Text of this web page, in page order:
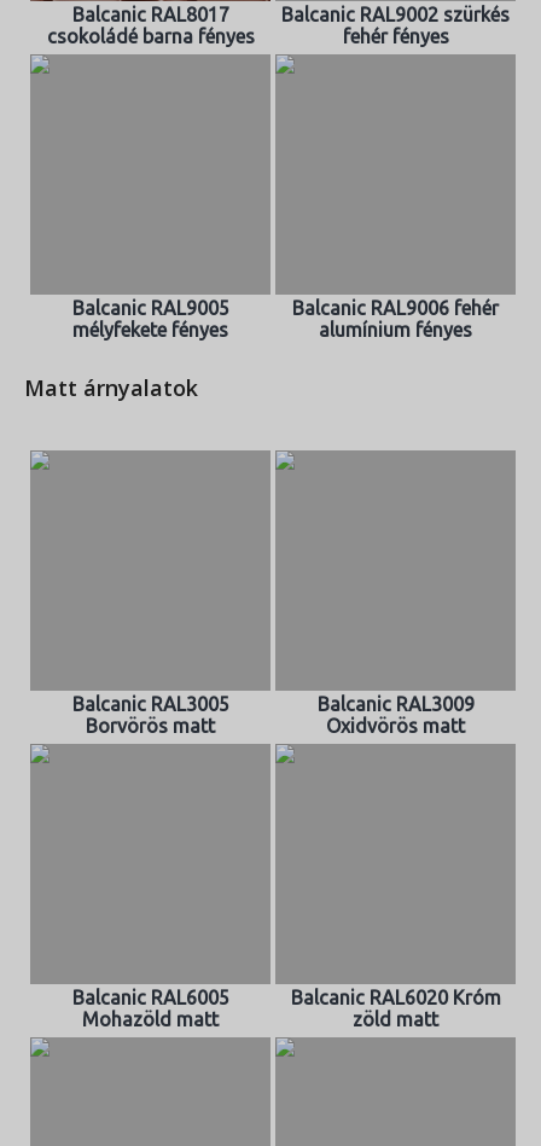
Balcanic RAL8017
csokoládé barna fényes
Balcanic RAL9002 szürkés
fehér fényes
Balcanic RAL9005
mélyfekete fényes
Balcanic RAL9006 fehér
alumínium fényes
Matt árnyalatok
Balcanic RAL3005
Borvörös matt
Balcanic RAL3009
Oxidvörös matt
Balcanic RAL6005
Mohazöld matt
Balcanic RAL6020 Króm
zöld matt